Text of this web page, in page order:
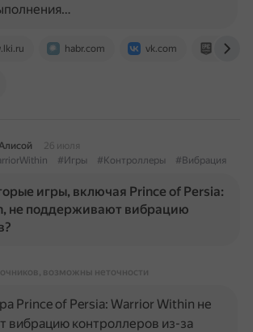
habr.com vk.com
26 июля
#Игры #Контроллеры #Вибрация
игры, включая Prince of Persia:
не поддерживают вибрацию
возможны неточности
Prince of Persia: Warrior Within не
вибрацию контроллеров из-за